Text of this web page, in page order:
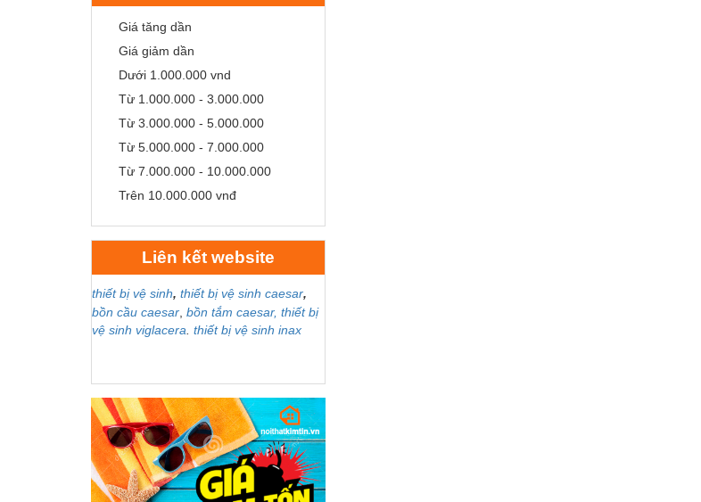
Giá tăng dần
Giá giảm dần
Dưới 1.000.000 vnd
Từ 1.000.000 - 3.000.000
Từ 3.000.000 - 5.000.000
Từ 5.000.000 - 7.000.000
Từ 7.000.000 - 10.000.000
Trên 10.000.000 vnđ
Liên kết website
thiết bị vệ sinh, thiết bị vệ sinh caesar,
bồn cầu caesar bồn tắm caesar, thiết bị
vệ sinh viglacera thiết bị vệ sinh inax